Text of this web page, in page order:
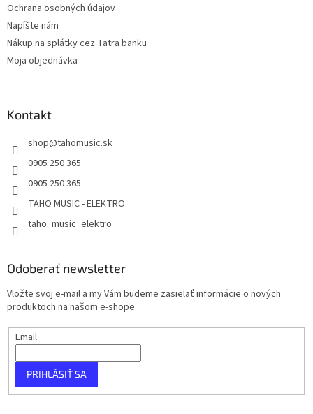
Ochrana osobných údajov
Napíšte nám
Nákup na splátky cez Tatra banku
Moja objednávka
Kontakt
shop@tahomusic.sk
0905 250 365
0905 250 365
TAHO MUSIC - ELEKTRO
taho_music_elektro
Odoberať newsletter
Vložte svoj e-mail a my Vám budeme zasielať informácie o nových
produktoch na našom e-shope.
Email
PRIHLÁSIŤ SA